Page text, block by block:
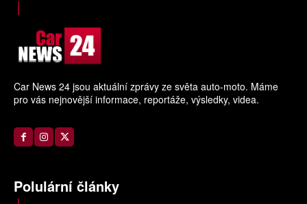
Car News 24 jsou aktuální zprávy ze světa auto-moto. Máme
pro vás nejnovější informace, reportáže, výsledky, videa.
Polulární články